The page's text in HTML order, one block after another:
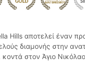
Hills αποτελεί έναν
διαμονής στην
κοντά στον Άγιο